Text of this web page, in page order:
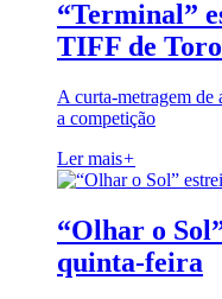
“Terminal”
TIFF de
A curta-metragem de
a competição
Ler mais+
“Olhar o
quinta-feira